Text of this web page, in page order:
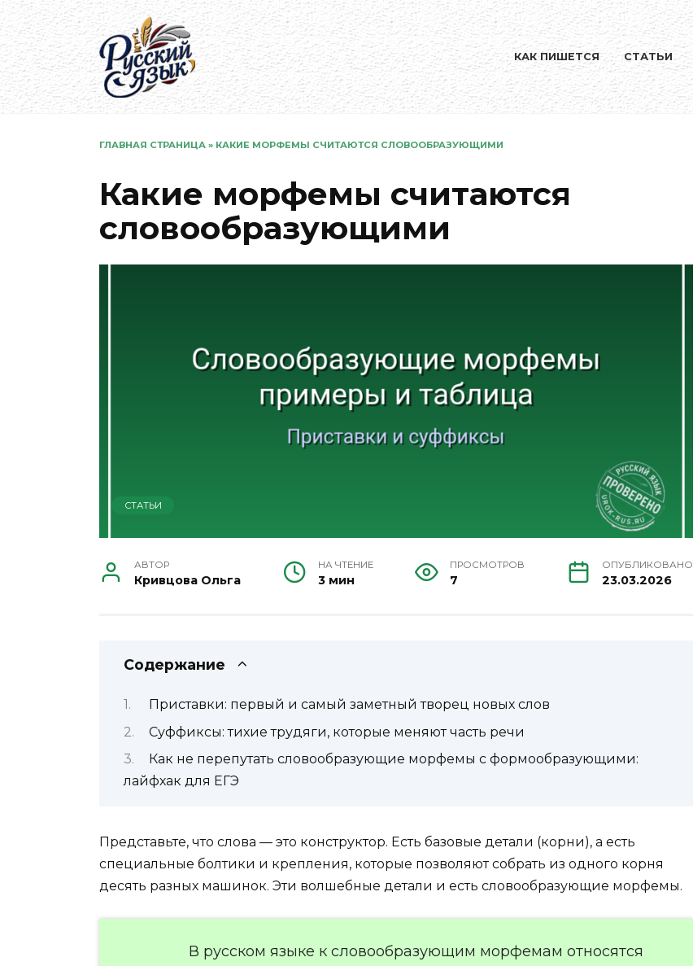
Перейти
к
содержанию
КАК ПИШЕТСЯ СТАТЬИ
ГЛАВНАЯ СТРАНИЦА » КАКИЕ МОРФЕМЫ СЧИТАЮТСЯ СЛОВООБРАЗУЮЩИМИ
Какие морфемы считаются
словообразующими
СТАТЬИ
АВТОР
Кривцова Ольга
НА ЧТЕНИЕ
3 мин
ПРОСМОТРОВ
7
ОПУБЛИКОВАНО
23.03.2026
Содержание
Приставки: первый и самый заметный творец новых слов
Суффиксы: тихие трудяги, которые меняют часть речи
Как не перепутать словообразующие морфемы с формообразующими:
лайфхак для ЕГЭ
Представьте, что слова — это конструктор. Есть базовые детали (корни), а есть
специальные болтики и крепления, которые позволяют собрать из одного корня
десять разных машинок. Эти волшебные детали и есть словообразующие морфемы.
В русском языке к словообразующим морфемам относятся